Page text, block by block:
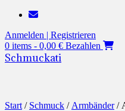
Zum
springen
Anmelden | Registrieren
0 items - 0,00 € Bezahlen
Schmuckati
Start / Schmuck / Armbänder/